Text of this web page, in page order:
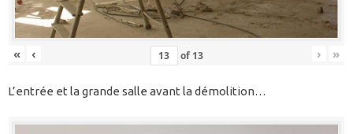
« ‹ of 13 › »
L’entrée et la grande salle avant la démolition…